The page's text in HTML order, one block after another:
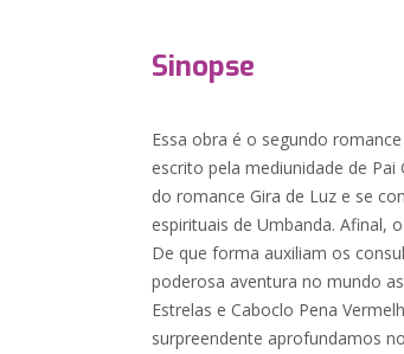
Sinopse
Essa obra é o segundo
escrito pela mediunidade de Pai
do romance Gira de Luz e se
espirituais de Umbanda. Afinal,
De que forma auxiliam os
poderosa aventura no mundo
Estrelas e Caboclo Pena
surpreendente aprofundamos